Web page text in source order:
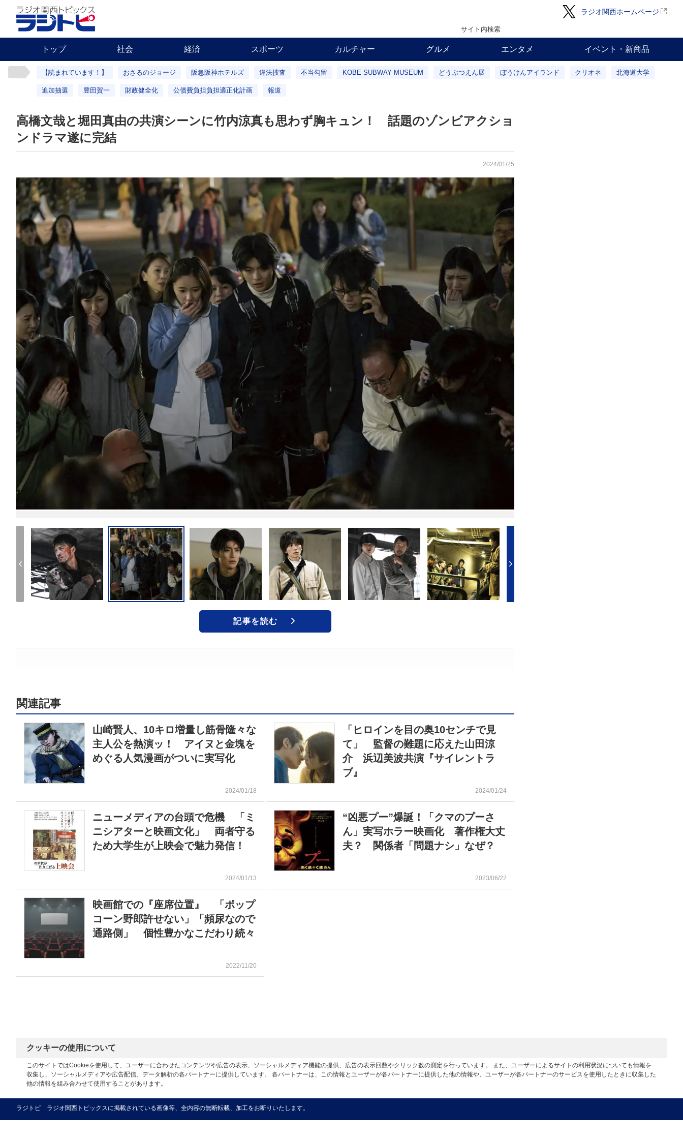
ラジオ関西ホームページ
サイト内検索
トップ 社会 経済 スポーツ カルチャー グルメ エンタメ イベント・新商品
【読まれています！】 おさるのジョージ 阪急阪神ホテルズ 違法捜査 不当勾留 KOBE SUBWAY MUSEUM どうぶつえん展 ぼうけんアイランド クリオネ 北海道大学
追加抽選 豊田賀一 財政健全化 公債費負担負担適正化計画 報道
高橋文哉と堀田真由の共演シーンに竹内涼真も思わず胸キュン！ 話題のゾンビアクショ
ンドラマ遂に完結
2024/01/25
記事を読む
関連記事
山崎賢人、10キロ増量し筋骨隆々な
主人公を熱演ッ！ アイヌと金塊を
めぐる人気漫画がついに実写化
2024/01/18
「ヒロインを目の奥10センチで見
て」 監督の難題に応えた山田涼
介 浜辺美波共演『サイレントラ
ブ』
2024/01/24
ニューメディアの台頭で危機 「ミ
ニシアターと映画文化」 両者守る
ため大学生が上映会で魅力発信！
2024/01/13
“凶悪プー”爆誕！「クマのプーさ
ん」実写ホラー映画化 著作権大丈
夫？ 関係者「問題ナシ」なぜ？
2023/06/22
映画館での『座席位置』 「ポップ
コーン野郎許せない」「頻尿なので
通路側」 個性豊かなこだわり続々
2022/11/20
クッキーの使用について
このサイトではCookieを使用して、ユーザーに合わせたコンテンツや広告の表示、ソーシャルメディア機能の提供、広告の表示回数やクリック数の測定を行っています。 また、ユーザーによるサイトの利用状況についても情報を
収集し、ソーシャルメディアや広告配信、データ解析の各パートナーに提供しています。 各パートナーは、この情報とユーザーが各パートナーに提供した他の情報や、ユーザーが各パートナーのサービスを使用したときに収集した
他の情報を組み合わせて使用することがあります。
ラジトピ ラジオ関西トピックスに掲載されている画像等、全内容の無断転載、加工をお断りいたします。